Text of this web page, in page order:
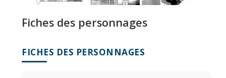
Fiches des personnages
FICHES DES PERSONNAGES